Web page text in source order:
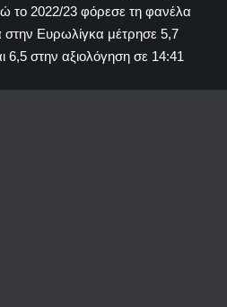
το 2022/23 φόρεσε τη φανέλα
στην Ευρωλίγκα μέτρησε 5,7
6,5 στην αξιολόγηση σε 14:41